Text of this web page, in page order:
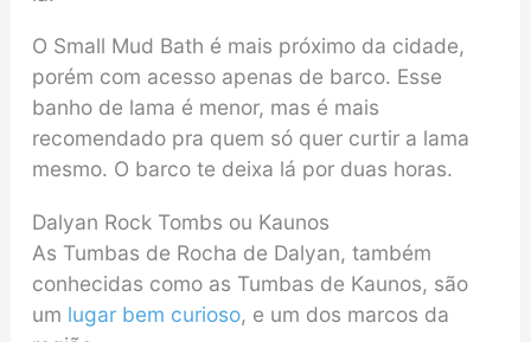
O Small Mud Bath é mais próximo da cidade,
porém com acesso apenas de barco. Esse
banho de lama é menor, mas é mais
recomendado pra quem só quer curtir a lama
mesmo. O barco te deixa lá por duas horas.
Dalyan Rock Tombs ou Kaunos
As Tumbas de Rocha de Dalyan, também
conhecidas como as Tumbas de Kaunos, são
um lugar bem curioso, e um dos marcos da